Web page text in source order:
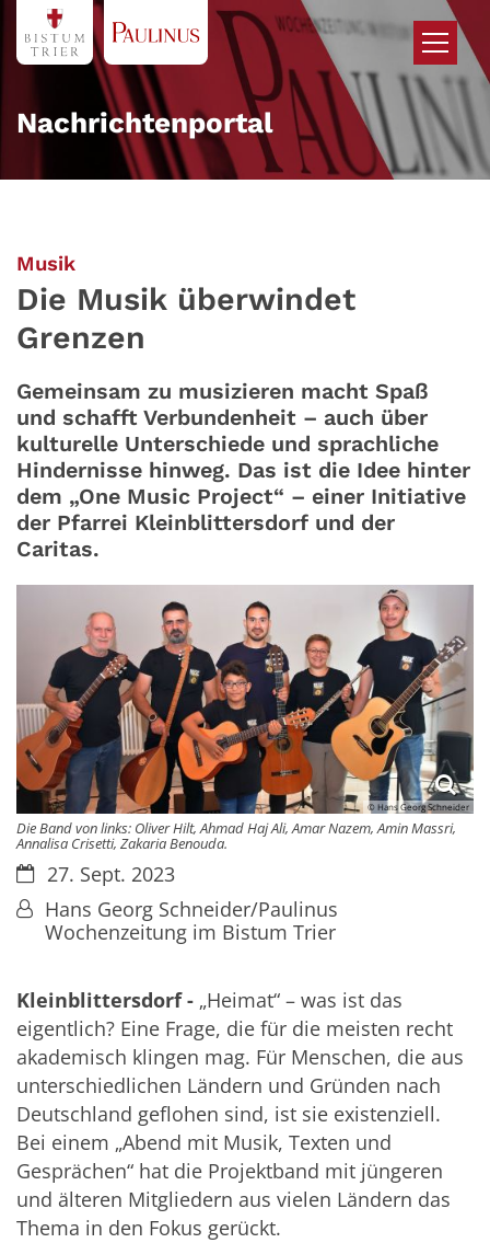
Zum Inhalt springen
Nachrichtenportal
Musik:
Die Musik überwindet
Grenzen
Gemeinsam zu musizieren macht Spaß
und schafft Verbundenheit – auch über
kulturelle Unterschiede und sprachliche
Hindernisse hinweg. Das ist die Idee hinter
dem „One Music Project“ – einer Initiative
der Pfarrei Kleinblittersdorf und der
Caritas.
© Hans Georg Schneider
Die Band von links: Oliver Hilt, Ahmad Haj Ali, Amar Nazem, Amin Massri,
Annalisa Crisetti, Zakaria Benouda.
Datum:27. Sept. 2023
Von:Hans Georg Schneider/Paulinus
Wochenzeitung im Bistum Trier
Kleinblittersdorf - „Heimat“ – was ist das
eigentlich? Eine Frage, die für die meisten recht
akademisch klingen mag. Für Menschen, die aus
unterschiedlichen Ländern und Gründen nach
Deutschland geflohen sind, ist sie existenziell.
Bei einem „Abend mit Musik, Texten und
Gesprächen“ hat die Projektband mit jüngeren
und älteren Mitgliedern aus vielen Ländern das
Thema in den Fokus gerückt.